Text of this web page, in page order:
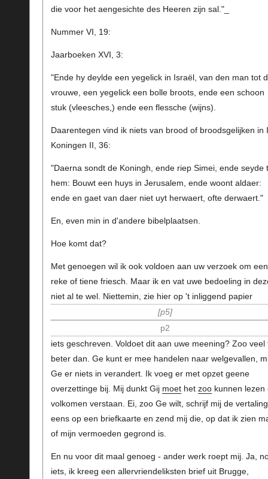
die voor het aengesichte des Heeren zijn sal."_
Nummer VI, 19:
Jaarboeken XVI, 3:
"Ende hy deylde een yegelick in Israël, van den man tot
vrouwe, een yegelick een bolle broots, ende een schoon
stuk (vleesches,) ende een flessche (wijns).
Daarentegen vind ik niets van brood of broodsgelijken in I
Koningen II, 36:
"Daerna sondt de Koningh, ende riep Simei, ende seyde
hem: Bouwt een huys in Jerusalem, ende woont aldaer:
ende en gaet van daer niet uyt herwaert, ofte derwaert."
En, even min in d'andere bibelplaatsen.
Hoe komt dat?
Met genoegen wil ik ook voldoen aan uw verzoek om een
reke of tiene friesch. Maar ik en vat uwe bedoeling in
niet al te wel. Niettemin, zie hier op 't inliggend papier
p5
p2
iets geschreven. Voldoet dit aan uwe meening? Zoo veel
beter dan. Ge kunt er mee handelen naar welgevallen,
Ge er niets in verandert. Ik voeg er met opzet geene
overzettinge bij. Mij dunkt Gij moethet zookunnen lezen
volkomen verstaan. Ei, zoo Ge wilt, schrijf mij de
eens op een briefkaarte en zend mij die, op dat ik zien
of mijn vermoeden gegrond is.
En nu voor dit maal genoeg - ander werk roept mij. Ja,
iets, ik kreeg een allervriendeliksten brief uit Brugge,